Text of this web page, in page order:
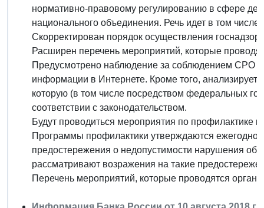
нормативно-правовому регулированию в сфере
национального объединения. Речь идет в том числе
Скорректирован порядок осуществления
Расширен перечень мероприятий, которые
Предусмотрено наблюдение за соблюдением СРО
информации в Интернете. Кроме того,
которую (в том числе посредством федеральных
соответствии с законодательством.
Будут проводиться мероприятия по профилактике
Программы профилактики утверждаются ежегодно.
предостережения о недопустимости нарушения
рассматривают возражения на такие
Перечень мероприятий, которые проводятся